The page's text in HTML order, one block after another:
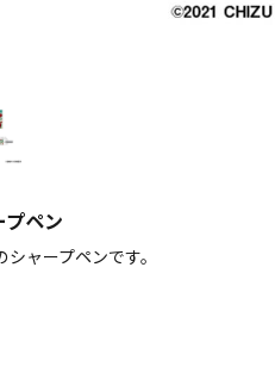
プペン
ャープペンです。